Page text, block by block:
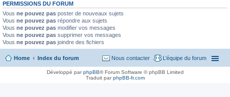
PERMISSIONS DU FORUM
Vous ne pouvez pas poster de nouveaux sujets
Vous ne pouvez pas répondre aux sujets
Vous ne pouvez pas modifier vos messages
Vous ne pouvez pas supprimer vos messages
Vous ne pouvez pas joindre des fichiers
Home Index du forum L’équipe du forum
Nous contacter
Développé parphpBB® Forum Software © phpBB Limited
Traduit parphpBB-fr.com